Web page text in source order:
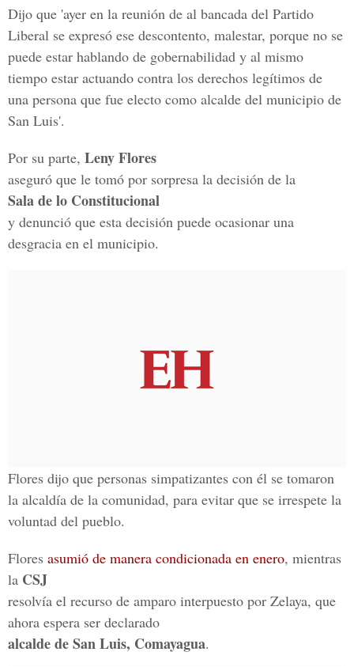
Dijo que 'ayer en la reunión de al bancada del Partido
Liberal se expresó ese descontento, malestar, porque no se
puede estar hablando de gobernabilidad y al mismo
tiempo estar actuando contra los derechos legítimos de
una persona que fue electo como alcalde del municipio de
San Luis'.
Por su parte, Leny Flores
aseguró que le tomó por sorpresa la decisión de la
Sala de lo Constitucional
y denunció que esta decisión puede ocasionar una
desgracia en el municipio.
Flores dijo que personas simpatizantes con él se tomaron
la alcaldía de la comunidad, para evitar que se irrespete la
voluntad del pueblo.
Flores asumió de manera condicionada en enero, mientras
la CSJ
resolvía el recurso de amparo interpuesto por Zelaya, que
ahora espera ser declarado
alcalde de San Luis, Comayagua.